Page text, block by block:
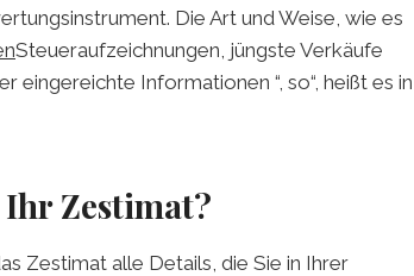
Die Art und Weise, wie es
Steueraufzeichnungen, jüngste Verkäufe
Informationen “, so“, heißt es in
Zestimat?
Zestimat alle Details, die Sie in Ihrer